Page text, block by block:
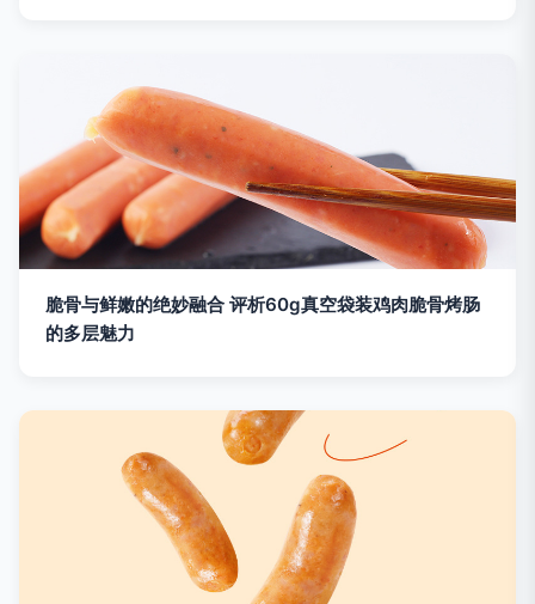
脆骨与鲜嫩的绝妙融合 评析60g真空袋装鸡肉脆骨烤肠
的多层魅力